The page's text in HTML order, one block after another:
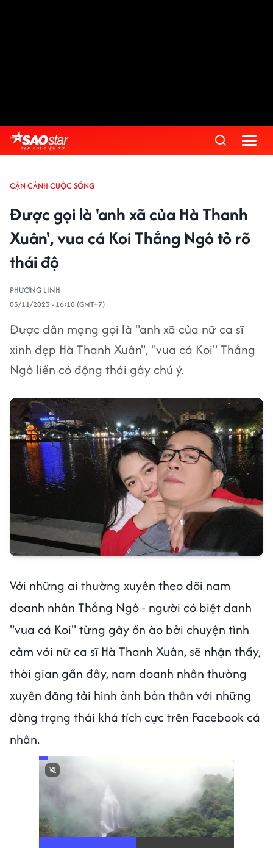
CẬN CẢNH CUỘC SỐNG
Được gọi là 'anh xã của Hà Thanh
Xuân', vua cá Koi Thắng Ngô tỏ rõ
thái độ
PHƯƠNG LINH
03/11/2023 - 16:10 (GMT+7)
Được dân mạng gọi là "anh xã của nữ ca sĩ
xinh đẹp Hà Thanh Xuân", "vua cá Koi" Thắng
Ngô liền có động thái gây chú ý.
Với những ai thường xuyên theo dõi nam
doanh nhân Thắng Ngô - người có biệt danh
"vua cá Koi" từng gây ồn ào bởi chuyện tình
cảm với nữ ca sĩ Hà Thanh Xuân, sẽ nhận thấy,
thời gian gần đây, nam doanh nhân thường
xuyên đăng tải hình ảnh bản thân với những
dòng trạng thái khá tích cực trên Facebook cá
nhân.